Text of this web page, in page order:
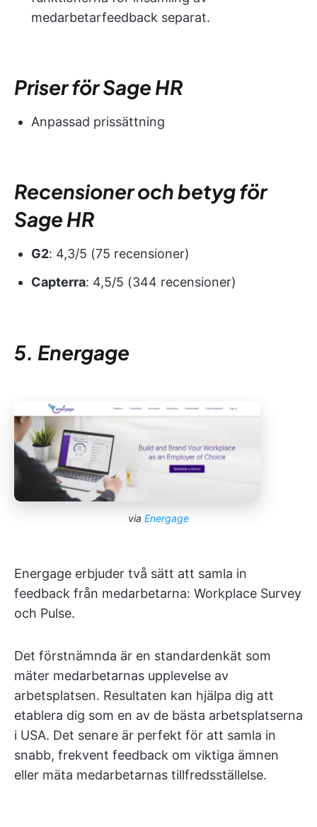
medarbetarfeedback separat.
Priser för Sage HR
Anpassad prissättning
Recensioner och betyg för
Sage HR
G2: 4,3/5 (75 recensioner)
Capterra: 4,5/5 (344 recensioner)
5. Energage
via Energage
Energage erbjuder två sätt att samla in
feedback från medarbetarna: Workplace Survey
och Pulse.
Det förstnämnda är en standardenkät som
mäter medarbetarnas upplevelse av
arbetsplatsen. Resultaten kan hjälpa dig att
etablera dig som en av de bästa arbetsplatserna
i USA. Det senare är perfekt för att samla in
snabb, frekvent feedback om viktiga ämnen
eller mäta medarbetarnas tillfredsställelse.